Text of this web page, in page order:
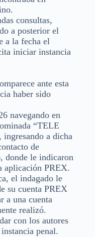
consultas,
a posterior el
a la fecha el
iniciar instancia
ante esta
haber sido
navegando en
“TELE
a dicha
de
donde le indicaron
aplicación PREX.
el indagado le
su cuenta PREX
a una cuenta
realizó.
con los autores
penal.